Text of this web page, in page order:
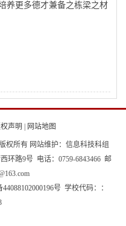
养更多德才兼备之栋梁之材
声明 网站地图
权所有 网站维护：信息科技科组
环路9号 电话：0759-6843466 邮
号 学校代码：：